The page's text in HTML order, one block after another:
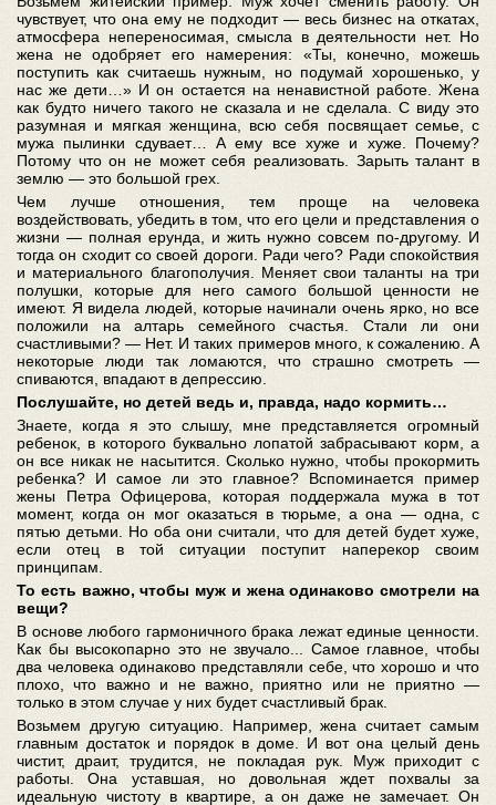
чувствует, что она ему не подходит — весь бизнес на откатах,
атмосфера непереносимая, смысла в деятельности нет. Но
жена не одобряет его намерения: «Ты, конечно, можешь
поступить как считаешь нужным, но подумай хорошенько, у
нас же дети…» И он остается на ненавистной работе. Жена
как будто ничего такого не сказала и не сделала. С виду это
разумная и мягкая женщина, всю себя посвящает семье, с
мужа пылинки сдувает… А ему все хуже и хуже. Почему?
Потому что он не может себя реализовать. Зарыть талант в
землю — это большой грех.
Чем лучше отношения, тем проще на человека
воздействовать, убедить в том, что его цели и представления о
жизни — полная ерунда, и жить нужно совсем по-другому. И
тогда он сходит со своей дороги. Ради чего? Ради спокойствия
и материального благополучия. Меняет свои таланты на три
полушки, которые для него самого большой ценности не
имеют. Я видела людей, которые начинали очень ярко, но все
положили на алтарь семейного счастья. Стали ли они
счастливыми? — Нет. И таких примеров много, к сожалению. А
некоторые люди так ломаются, что страшно смотреть —
спиваются, впадают в депрессию.
Послушайте, но детей ведь и, правда, надо кормить…
Знаете, когда я это слышу, мне представляется огромный
ребенок, в которого буквально лопатой забрасывают корм, а
он все никак не насытится. Сколько нужно, чтобы прокормить
ребенка? И самое ли это главное? Вспоминается пример
жены Петра Офицерова, которая поддержала мужа в тот
момент, когда он мог оказаться в тюрьме, а она — одна, с
пятью детьми. Но оба они считали, что для детей будет хуже,
если отец в той ситуации поступит наперекор своим
принципам.
То есть важно, чтобы муж и жена одинаково смотрели на
вещи?
В основе любого гармоничного брака лежат единые ценности.
Как бы высокопарно это не звучало... Самое главное, чтобы
два человека одинаково представляли себе, что хорошо и что
плохо, что важно и не важно, приятно или не приятно —
только в этом случае у них будет счастливый брак.
Возьмем другую ситуацию. Например, жена считает самым
главным достаток и порядок в доме. И вот она целый день
чистит, драит, трудится, не покладая рук. Муж приходит с
работы. Она уставшая, но довольная ждет похвалы за
идеальную чистоту в квартире, а он даже не замечает. Он